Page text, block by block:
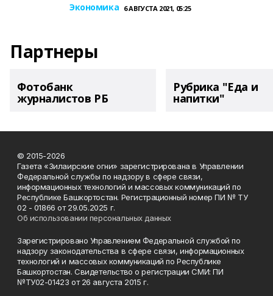
Экономика 6 АВГУСТА 2021, 05:25
Партнеры
Фотобанк
журналистов РБ
Рубрика "Еда и
напитки"
© 2015-2026
Газета «Зилаирские огни» зарегистрирована в Управлении
Федеральной службы по надзору в сфере связи,
информационных технологий и массовых коммуникаций по
Республике Башкортостан. Регистрационный номер ПИ № ТУ
02 - 01866 от 29.05.2025 г.
Об использовании персональных данных
Зарегистрировано Управлением Федеральной службой по
надзору законодательства в сфере связи, информационных
технологий и массовых коммуникаций по Республике
Башкортостан. Свидетельство о регистрации СМИ: ПИ
№ТУ02-01423 от 26 августа 2015 г.